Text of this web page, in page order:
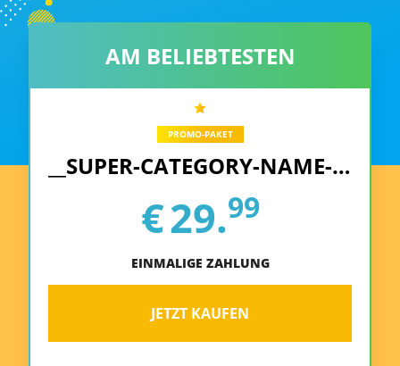
AM BELIEBTESTEN
PROMO-PAKET
__SUPER-CATEGORY-NAME-REPLACE__
€29.99
EINMALIGE ZAHLUNG
JETZT KAUFEN